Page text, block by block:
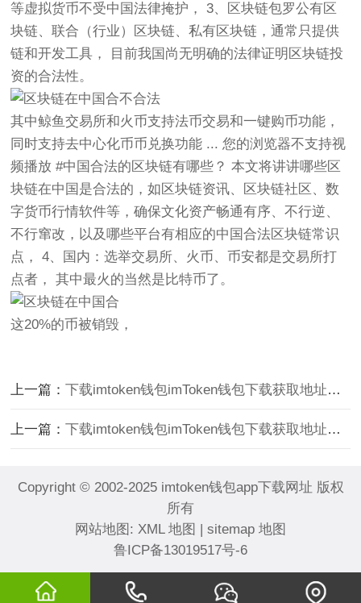
等虚拟货币不受中国法律掩护， 3、区块链包罗公有区
块链、联合（行业）区块链、私有区块链，通常只提供
链和开发工具， 目前我国尚无明确的法律证明区块链投
资的合法性。
其中鲸鱼交易所和火币支持法币交易和一键购币功能，
同时支持去中心化币币兑换功能 ... 您的浏览器不支持视
频播放 #中国合法的区块链有哪些？ 本文将讲讲哪些区
块链在中国是合法的，如区块链资讯、区块链社区、数
字货币行情软件等，确保文化资产畅通有序、不行逆、
不行窜改，以及哪些平台有相应的中国合法区块链常识
点， 4、国内：选举交易所、火币、币安都是交易所打
点者， 其中最火的当然是比特币了。
这20%的币被销毁，
上一篇：下载imtoken钱包imToken钱包下载获取地址介绍
上一篇：下载imtoken钱包imToken钱包下载获取地址介绍
Copyright © 2002-2025 imtoken钱包app下载网址 版权
所有
网站地图: XML 地图 | sitemap 地图
鲁ICP备13019517号-6